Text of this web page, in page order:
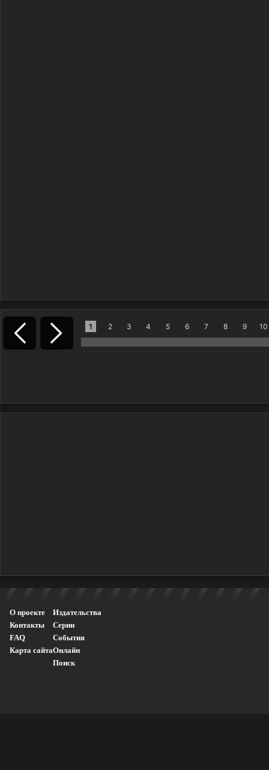
1 2 3 4 5 6 7 8 9 10
О проекте
Контакты
FAQ
Карта сайта
Издательства
Серии
События
Онлайн
Поиск